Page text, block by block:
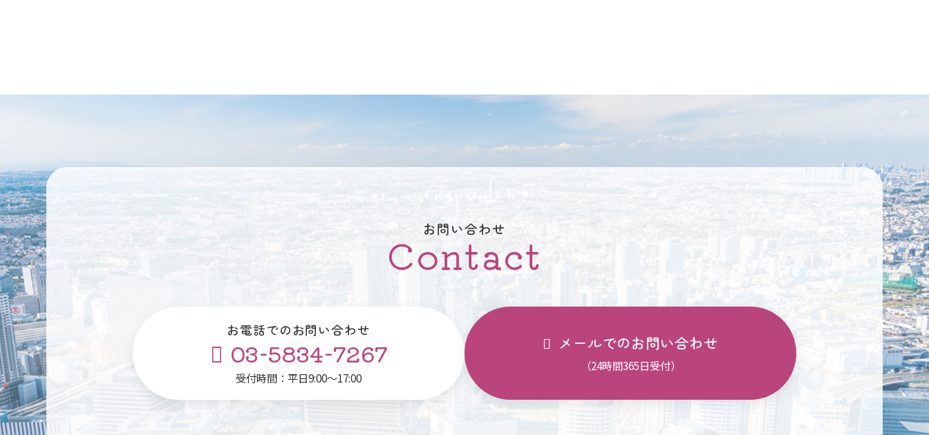
お問い合わせ
Contact
お電話でのお問い合わせ
03-5834-7267
受付時間：平日9:00～17:00
メールでのお問い合わせ
（24時間365日受付）